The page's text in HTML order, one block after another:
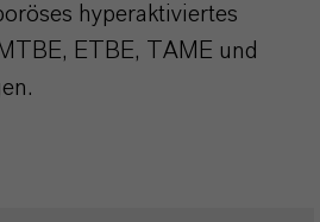
hyperaktiviertes
ETBE, TAME und